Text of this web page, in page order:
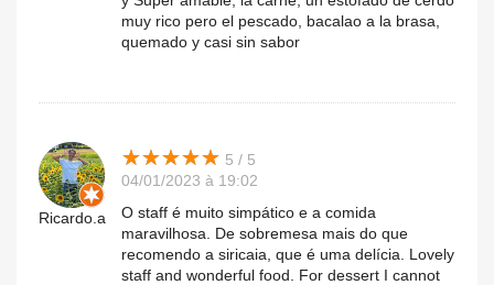
muy rico pero el pescado, bacalao a la brasa,
quemado y casi sin sabor
Ricardo.a
★★★★★
★★★★★ 5 / 5
04/01/2023 à 19:02
O staff é muito simpático e a comida
maravilhosa. De sobremesa mais do que
recomendo a siricaia, que é uma delícia. Lovely
staff and wonderful food. For dessert I cannot